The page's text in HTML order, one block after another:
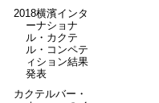
2018横濱インタ
ーナショナ
ル・カクテ
ル・コンペテ
ィション結果
発表
カクテルバー・